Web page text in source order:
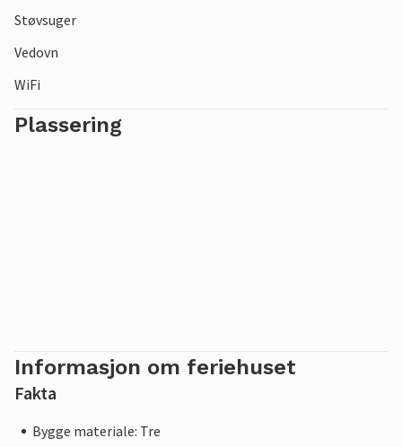
Støvsuger
Vedovn
WiFi
Plassering
Informasjon om feriehuset
Fakta
Bygge materiale: Tre